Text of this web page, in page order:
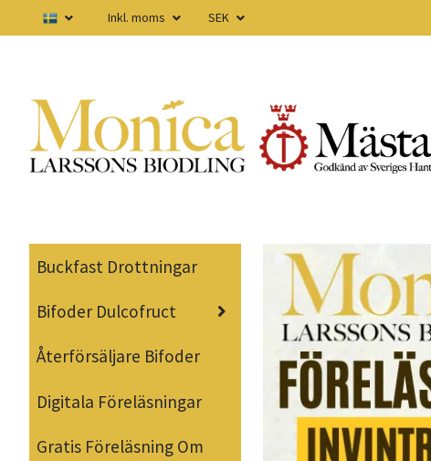
Inkl. moms SEK
Buckfast Drottningar
Bifoder Dulcofruct
Återförsäljare Bifoder
Digitala Föreläsningar
Gratis Föreläsning Om